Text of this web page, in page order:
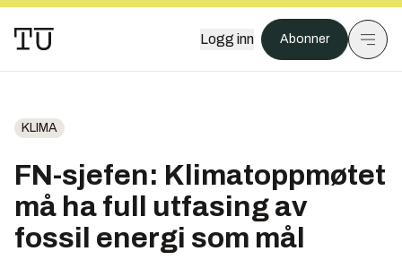
Logg inn Abonner
KLIMA
FN-sjefen: Klimatoppmøtet
må ha full utfasing av
fossil energi som mål